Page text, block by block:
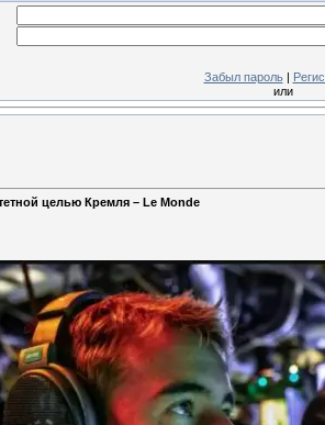
Забыл пароль|
или
целью Кремля – Le Monde